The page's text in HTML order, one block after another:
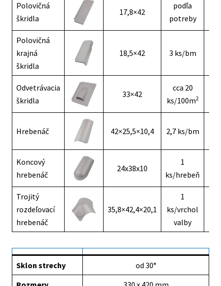
Polovičná
škridla
17,8×42
podľa
potreby
Polovičná
krajná
škridla
18,5×42 3 ks/bm
Odvetrávacia
škridla
33×42
cca 20
ks/100m2
Hrebenáč 42×25,5×10,4 2,7 ks/bm
Koncový
hrebenáč
24x38x10
1
ks/hrebeň
Trojitý
rozdeľovací
hrebenáč
35,8×42,4×20,1
1
ks/vrchol
valby
Sklon strechy
od 30°